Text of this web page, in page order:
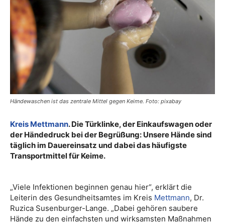
Händewaschen ist das zentrale Mittel gegen Keime. Foto: pixabay
Kreis Mettmann. Die Türklinke, der Einkaufswagen oder
der Händedruck bei der Begrüßung: Unsere Hände sind
täglich im Dauereinsatz und dabei das häufigste
Transportmittel für Keime.
„Viele Infektionen beginnen genau hier“, erklärt die
Leiterin des Gesundheitsamtes im Kreis Mettmann, Dr.
Ruzica Susenburger-Lange. „Dabei gehören saubere
Hände zu den einfachsten und wirksamsten Maßnahmen